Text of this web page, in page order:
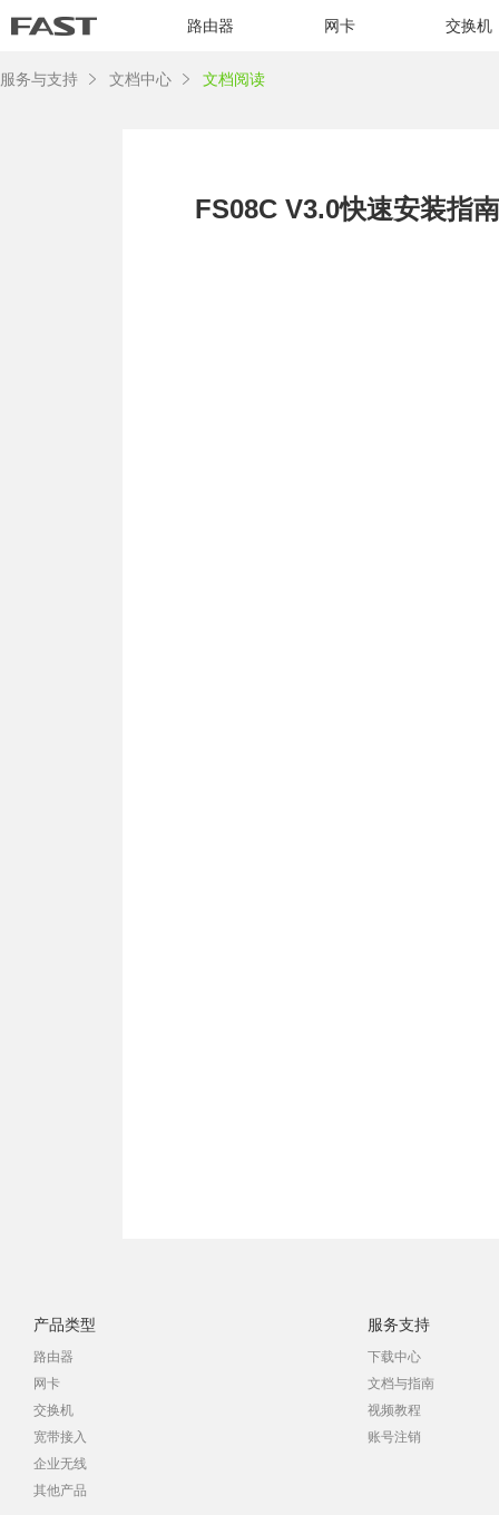
路由器 网卡 交换机
服务与支持 文档中心 文档阅读
FS08C V3.0快速安装指
产品类型
路由器
网卡
交换机
宽带接入
企业无线
其他产品
服务支持
下载中心
文档与指南
视频教程
账号注销